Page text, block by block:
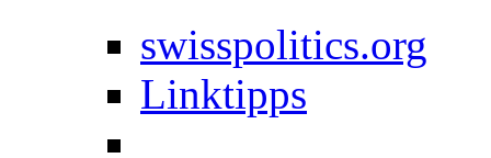
swisspolitics.org
Linktipps